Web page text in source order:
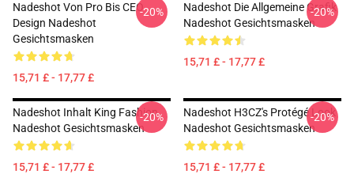
Nadeshot Von Pro Bis CEO
Design Nadeshot
Gesichtsmasken
15,71 £ - 17,77 £
-20%
Nadeshot Die Allgemeine Grafik
Nadeshot Gesichtsmasken
15,71 £ - 17,77 £
-20%
Nadeshot Inhalt King Fashion
Nadeshot Gesichtsmasken
15,71 £ - 17,77 £
-20%
Nadeshot H3CZ's Protégé Look
Nadeshot Gesichtsmasken
15,71 £ - 17,77 £
-20%